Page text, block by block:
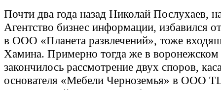
Почти два года назад Николай Послухаев,
Агентство бизнес информации, избавился
в ООО «Планета развлечений», тоже
Хамина. Примерно тогда же в воронежском
закончилось рассмотрение двух споров,
основателя «Мебели Черноземья» в ООО